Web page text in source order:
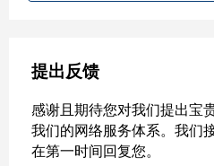
提出反馈
感谢且期待您对我们提出宝
我们的网络服务体系。我们
在第一时间回复您。